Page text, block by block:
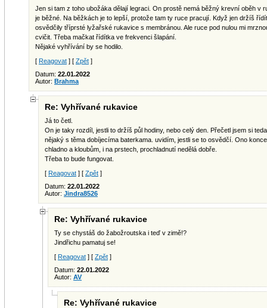
Jen si tam z toho ubožáka dělají legraci. On prostě nemá běžný krevní oběh v
je běžné. Na běžkách je to lepší, protože tam ty ruce pracují. Když jen držíš
osvědčily tříprsté lyžařské rukavice s membránou. Ale ruce pod nulou mi
cvičit. Třeba mačkat řídítka ve frekvenci šlapání.
Nějaké vyhřívání by se hodilo.
[ Reagovat ] [ Zpět ]
Datum: 22.01.2022
Autor: Brahma
Re: Vyhřívané rukavice
Já to četl.
On je taky rozdíl, jestli to držíš půl hodiny, nebo celý den. Přečetl jsem si
nějaký s těma dobíjecíma baterkama. uvidím, jestli se to osvědčí. Ono
chladno a kloubům, i na prstech, prochladnutí nedělá dobře.
Třeba to bude fungovat.
[ Reagovat ] [ Zpět ]
Datum: 22.01.2022
Autor: Jindra8526
Re: Vyhřívané rukavice
Ty se chystáš do žabožroutska i teď v zimě!?
Jindřichu pamatuj se!
[ Reagovat ] [ Zpět ]
Datum: 22.01.2022
Autor: AV
Re: Vyhřívané rukavice